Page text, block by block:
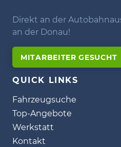
Direkt an der
an der Donau!
MITARBEITER GESUCHT
QUICK LINKS
Fahrzeugsuche
Top-Angebote
Werkstatt
Kontakt